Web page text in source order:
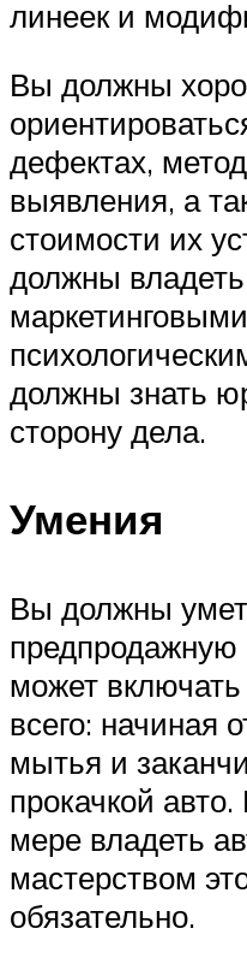
линеек и
Вы должны
дефектах,
выявления, а
стоимости их
должны
должны знать
сторону дела.
Умения
Вы должны
предпродажную
может
всего: начиная
мытья и
прокачкой
мере владеть
мастерством
обязательно.